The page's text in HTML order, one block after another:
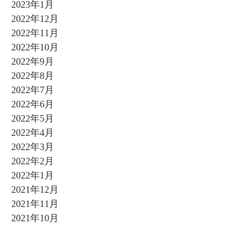
2023年1月
2022年12月
2022年11月
2022年10月
2022年9月
2022年8月
2022年7月
2022年6月
2022年5月
2022年4月
2022年3月
2022年2月
2022年1月
2021年12月
2021年11月
2021年10月